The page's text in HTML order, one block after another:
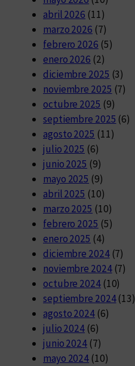
abril 2026 (11)
marzo 2026 (7)
febrero 2026 (5)
enero 2026 (2)
diciembre 2025 (3)
noviembre 2025 (7)
octubre 2025 (9)
septiembre 2025 (6)
agosto 2025 (11)
julio 2025 (6)
junio 2025 (9)
mayo 2025 (9)
abril 2025 (10)
marzo 2025 (10)
febrero 2025 (5)
enero 2025 (4)
diciembre 2024(7)
noviembre 2024(7)
octubre 2024(10)
septiembre 2024(13)
agosto 2024(6)
julio 2024 (6)
junio 2024 (7)
mayo 2024 (10)